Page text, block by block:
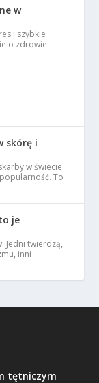
w
i szybkie
o zdrowie
skórę i
w świecie
To
je
Jedni twierdzą,
inni
tętniczym